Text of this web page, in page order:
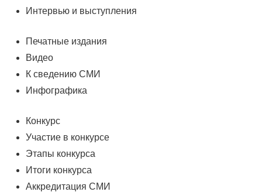
Интервью и выступления
Печатные издания
Видео
К сведению СМИ
Инфографика
Конкурс
Участие в конкурсе
Этапы конкурса
Итоги конкурса
Аккредитация СМИ